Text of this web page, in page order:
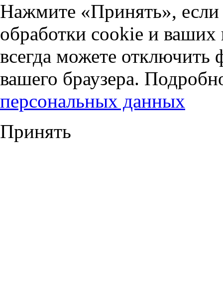
Нажмите «Принять», если
обработки cookie и
всегда можете отключить
вашего браузера.
персональных данных
Принять